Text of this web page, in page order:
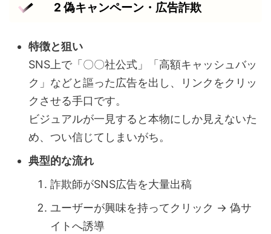
2 偽キャンペーン・広告詐欺
特徴と狙い
SNS上で「〇〇社公式」「高額キャッシュバッ
ク」などと謳った広告を出し、リンクをクリッ
クさせる手口です。
ビジュアルが一見すると本物にしか見えないた
め、つい信じてしまいがち。
典型的な流れ
詐欺師がSNS広告を大量出稿
ユーザーが興味を持ってクリック → 偽サ
イトへ誘導